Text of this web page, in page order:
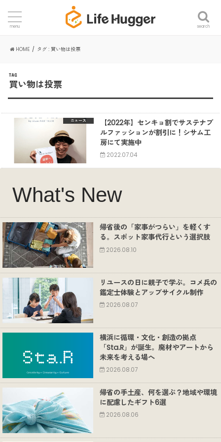
search
menu
HOME タグ : 買い物は投票
TAG
買い物は投票
ニュース
【2022年】センキョ割でサステナブ
ルファッションが割引に！シサム工
房にて実施中
2022.07.04
What's New
帰省後の「家事がつらい」を軽くす
る。スポット家事代行という選択肢
2026.08.10
リユースの日に親子で学ぶ。コメ兵の
鑑定士体験とアップサイクル制作
2026.08.07
横浜に循環・文化・創造の拠点
「Sta.R」が誕生。廃材やアートから
未来を考える場へ
2026.08.07
帰省の手土産、何を選ぶ？地域や環境
に配慮したギフト6選
2026.08.06